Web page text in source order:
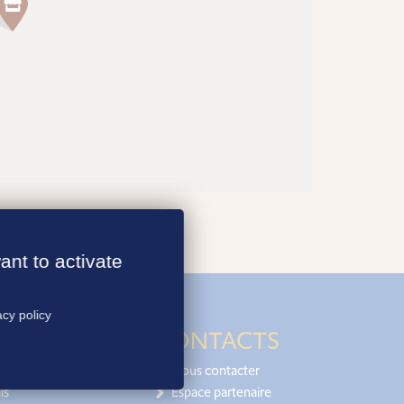
CONTACTS
Nous contacter
Espace partenaire
to activate
policy